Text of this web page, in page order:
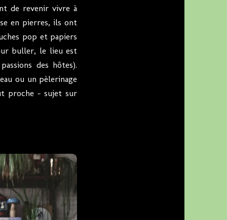
de revenir vivre à
en pierres, ils ont
pop et papiers
buller, le lieu est
des hôtes).
ou un pèlerinage
proche – sujet sur